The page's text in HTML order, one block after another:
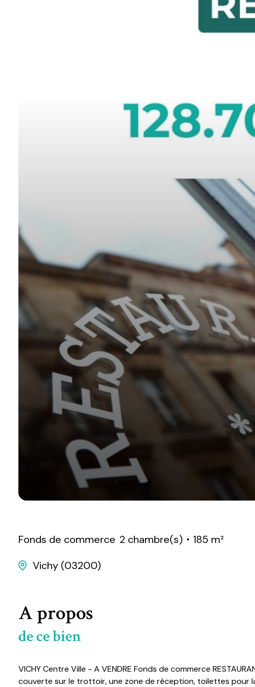
Fonds de commerce 2 chambre(s)
185 m²
Vichy (03200)
A propos
de ce bien
VICHY Centre Ville - A VENDRE Fonds de commerce
couverte sur le trottoir, une zone de réception, toilettes pour